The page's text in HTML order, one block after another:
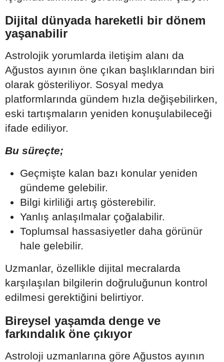
Dijital dünyada hareketli bir dönem
yaşanabilir
Astrolojik yorumlarda iletişim alanı da
Ağustos ayının öne çıkan başlıklarından biri
olarak gösteriliyor. Sosyal medya
platformlarında gündem hızla değişebilirken,
eski tartışmaların yeniden konuşulabileceği
ifade ediliyor.
Bu süreçte;
Geçmişte kalan bazı konular yeniden
gündeme gelebilir.
Bilgi kirliliği artış gösterebilir.
Yanlış anlaşılmalar çoğalabilir.
Toplumsal hassasiyetler daha görünür
hale gelebilir.
Uzmanlar, özellikle dijital mecralarda
karşılaşılan bilgilerin doğruluğunun kontrol
edilmesi gerektiğini belirtiyor.
Bireysel yaşamda denge ve
farkındalık öne çıkıyor
Astroloji uzmanlarına göre Ağustos ayının